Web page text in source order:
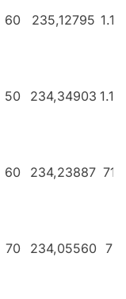
60 235,12795
50 234,34903
60 234,23887
70 234,05560